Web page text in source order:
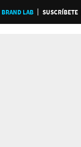
BRAND LAB SUSCRÍBETE